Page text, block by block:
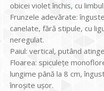
obicei violet închis, cu
Frunzele adevărate:
canelate, fără stipule, cu
neregulat.
Paiul: vertical, putând
Floarea: spiculețe
lungime până la 8 cm,
înroşite uşor.